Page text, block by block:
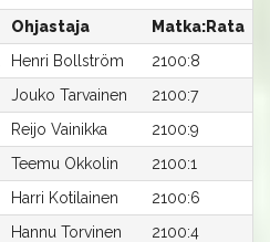
Ohjastaja Matka:Rata
Henri Bollström 2100:8
Jouko Tarvainen 2100:7
Reijo Vainikka 2100:9
Teemu Okkolin 2100:1
Harri Kotilainen 2100:6
Hannu Torvinen 2100:4